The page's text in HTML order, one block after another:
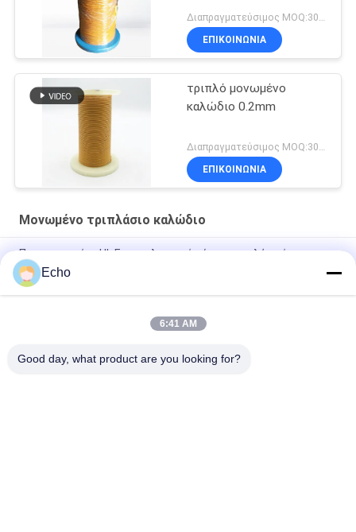
Διαπραγματεύσιμος MOQ:3000 μέτρα
ΕΠΙΚΟΙΝΩΝΙΑ
τριπλό μονωμένο
καλώδιο 0.2mm
ΕΠΙΚΟΙΝΩΝΙΑ
Μονωμένο τριπλάσιο καλώδιο
Πιστοποιημένο UL Επαγγελματικό σύρμα τριπλής μόνωσης
σύρμα περιέλιξης χαλκού TIW για μετασχηματιστές
Τριπλό μονωμένο σύρμα 0,15mm Μονωμένο σύρμα TIW
TIW-B/F Τριπλή μόνωση σύρμα 0,15 mm μονωμένο TIW
Echo
6:41 AM
Good day, what product are you looking for?